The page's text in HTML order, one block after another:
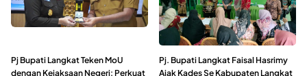
Pj Bupati Langkat Teken MoU
dengan Kejaksaan Negeri: Perkuat
Pj. Bupati Langkat Faisal Hasrimy
Ajak Kades Se Kabupaten Langkat